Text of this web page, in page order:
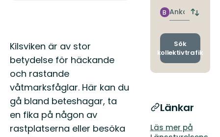
Beskrivning
Kilsviken är av stor
betydelse för häckande
och rastande
våtmarksfåglar. Här kan du
gå bland beteshagar, ta
en fika på någon av
rastplatserna eller besöka
Ankomst
B
Byt
och
Sök
kollektivtrafik
Länkar
Läs mer på